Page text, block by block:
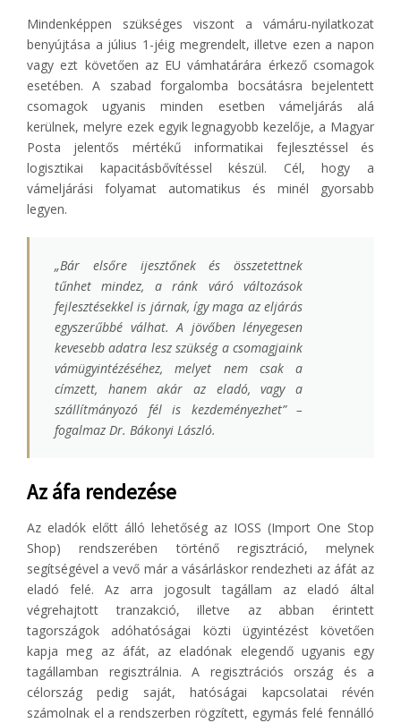
Mindenképpen szükséges viszont a vámáru-nyilatkozat
benyújtása a július 1-jéig megrendelt, illetve ezen a napon
vagy ezt követően az EU vámhatárára érkező csomagok
esetében. A szabad forgalomba bocsátásra bejelentett
csomagok ugyanis minden esetben vámeljárás alá
kerülnek, melyre ezek egyik legnagyobb kezelője, a Magyar
Posta jelentős mértékű informatikai fejlesztéssel és
logisztikai kapacitásbővítéssel készül. Cél, hogy a
vámeljárási folyamat automatikus és minél gyorsabb
legyen.
„Bár elsőre ijesztőnek és összetettnek
tűnhet mindez, a ránk váró változások
fejlesztésekkel is járnak, így maga az eljárás
egyszerűbbé válhat. A jövőben lényegesen
kevesebb adatra lesz szükség a csomagjaink
vámügyintézéséhez, melyet nem csak a
címzett, hanem akár az eladó, vagy a
szállítmányozó fél is kezdeményezhet” –
fogalmaz Dr. Bákonyi László.
Az áfa rendezése
Az eladók előtt álló lehetőség az IOSS (Import One Stop
Shop) rendszerében történő regisztráció, melynek
segítségével a vevő már a vásárláskor rendezheti az áfát az
eladó felé. Az arra jogosult tagállam az eladó által
végrehajtott tranzakció, illetve az abban érintett
tagországok adóhatóságai közti ügyintézést követően
kapja meg az áfát, az eladónak elegendő ugyanis egy
tagállamban regisztrálnia. A regisztrációs ország és a
célország pedig saját, hatóságai kapcsolatai révén
számolnak el a rendszerben rögzített, egymás felé fennálló